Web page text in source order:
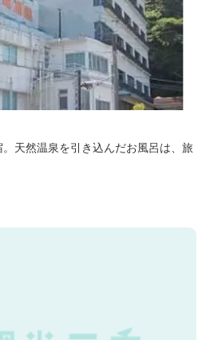
天然温泉を引き込んだお風呂は、旅